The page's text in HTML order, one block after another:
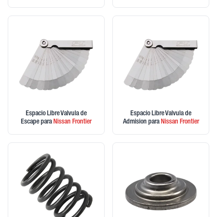
Espacio Libre Valvula de
Escape paraNissan Frontier
Espacio Libre Valvula de
Admision paraNissan Frontier